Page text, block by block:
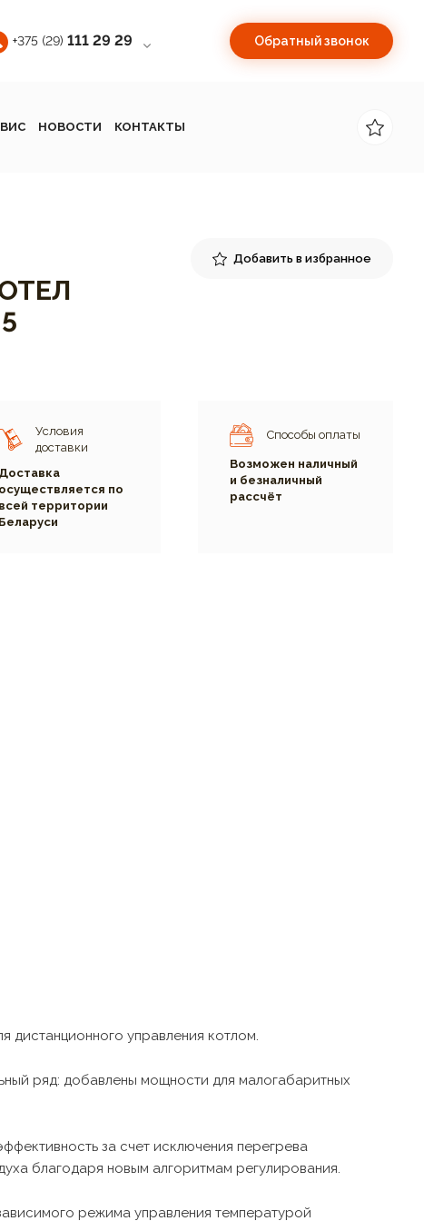
+375 (29) 111 29 29 Обратный звонок
НОВОСТИ КОНТАКТЫ
Добавить в избранное
Условия
доставки
Доставка
осуществляется по
всей территории
Беларуси
Способы оплаты
Возможен наличный
и безналичный
рассчёт
дистанционного управления котлом.
ряд: добавлены мощности для малогабаритных
за счет исключения перегрева
благодаря новым алгоритмам регулирования.
режима управления температурой